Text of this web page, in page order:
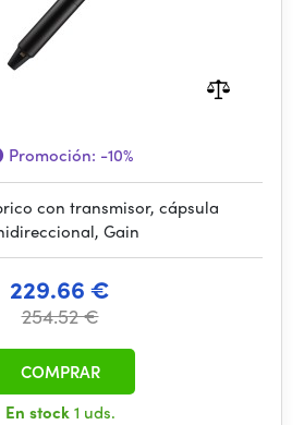
Promoción: -10%
con transmisor, cápsula
Gain
229.66 €
254.52 €
En stock1 uds.
COMPRAR